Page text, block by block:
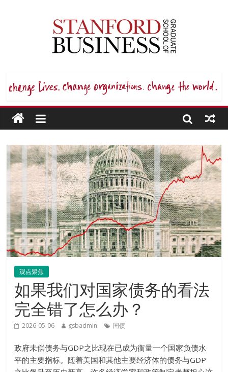
观点聚焦
如果我们对国家债务的看法
完全错了怎么办？
2026-05-06 gsbadmin 国债
政府未偿债务与GDP之比现在已成为衡量一个国家负债水
平的主要指标。随着美国和其他主要经济体的债务与GDP